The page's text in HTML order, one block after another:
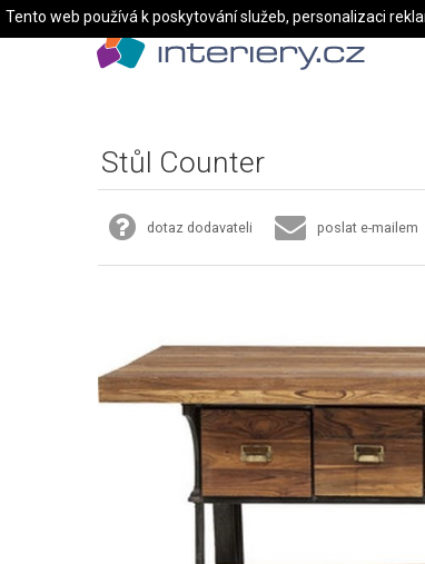
Stůl Counter
dotaz dodavateli poslat e-mailem
Tento web používá k poskytování služeb, personalizaci